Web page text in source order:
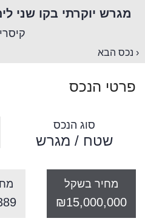
מגרש יוקרתי בקו שני לים
‹ נכס הבא
פרטי הנכס
סוג הנכס
שטח / מגרש
מחיר בשקל
₪15,000,000